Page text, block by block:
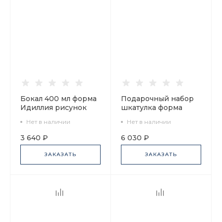
Бокал 400 мл форма
Идиллия рисунок
80.47611.00.1
Нет в наличии
3 640 ₽
ЗАКАЗАТЬ
Подарочный набор
шкатулка форма
Сад Алисы арт.
81.30748.00.1
Нет в наличии
6 030 ₽
ЗАКАЗАТЬ